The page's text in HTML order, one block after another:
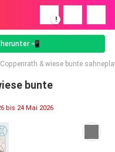
!
herunter 📲
Coppenrath & wiese bunte
bunte
bis 24 Mai 2026